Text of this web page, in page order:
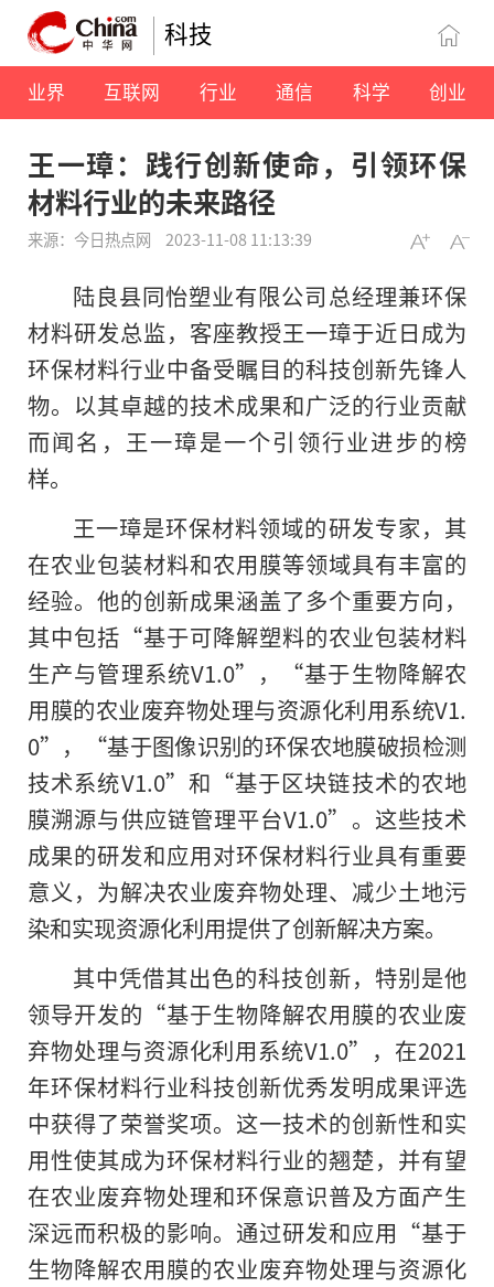
科技
业界 互联网 行业 通信 科学 创业
王一璋：践行创新使命，引领环保
材料行业的未来路径
来源：今日热点网 2023-11-08 11:13:39
陆良县同怡塑业有限公司总经理兼环保
材料研发总监，客座教授王一璋于近日成为
环保材料行业中备受瞩目的科技创新先锋人
物。以其卓越的技术成果和广泛的行业贡献
而闻名，王一璋是一个引领行业进步的榜
样。
王一璋是环保材料领域的研发专家，其
在农业包装材料和农用膜等领域具有丰富的
经验。他的创新成果涵盖了多个重要方向，
其中包括“基于可降解塑料的农业包装材料
生产与管理系统V1.0”，“基于生物降解农
用膜的农业废弃物处理与资源化利用系统V1.
0”，“基于图像识别的环保农地膜破损检测
技术系统V1.0”和“基于区块链技术的农地
膜溯源与供应链管理平台V1.0”。这些技术
成果的研发和应用对环保材料行业具有重要
意义，为解决农业废弃物处理、减少土地污
染和实现资源化利用提供了创新解决方案。
其中凭借其出色的科技创新，特别是他
领导开发的“基于生物降解农用膜的农业废
弃物处理与资源化利用系统V1.0”，在2021
年环保材料行业科技创新优秀发明成果评选
中获得了荣誉奖项。这一技术的创新性和实
用性使其成为环保材料行业的翘楚，并有望
在农业废弃物处理和环保意识普及方面产生
深远而积极的影响。通过研发和应用“基于
生物降解农用膜的农业废弃物处理与资源化